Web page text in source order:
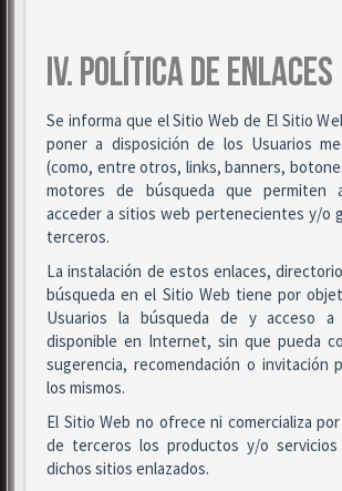
IV. POLÍTICA DE ENLACES
Se informa que el Sitio Web de El Sitio
poner a disposición de los Usuarios
(como, entre otros, links, banners,
motores de búsqueda que permiten
acceder a sitios web pertenecientes y/o
terceros.
La instalación de estos enlaces,
búsqueda en el Sitio Web tiene por
Usuarios la búsqueda de y acceso a
disponible en Internet, sin que pueda
sugerencia, recomendación o invitación
los mismos.
El Sitio Web no ofrece ni comercializa
de terceros los productos y/o servicios
dichos sitios enlazados.